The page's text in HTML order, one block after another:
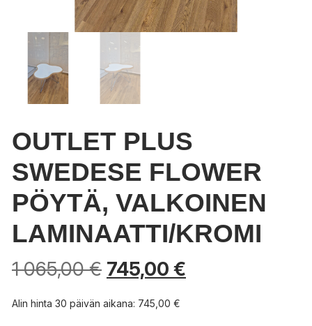
OUTLET PLUS
SWEDESE FLOWER
PÖYTÄ, VALKOINEN
LAMINAATTI/KROMI
1 065,00€ Alkuperäinen
hinta
oli:
745,00 €
hinta
Alin hinta 30 päivän aikana: 745,00 €